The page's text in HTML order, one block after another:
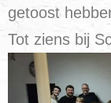
getoost
Tot ziens bij